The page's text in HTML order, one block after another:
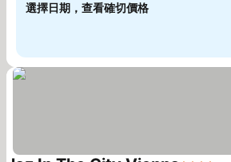
選擇日期，查看確切價格